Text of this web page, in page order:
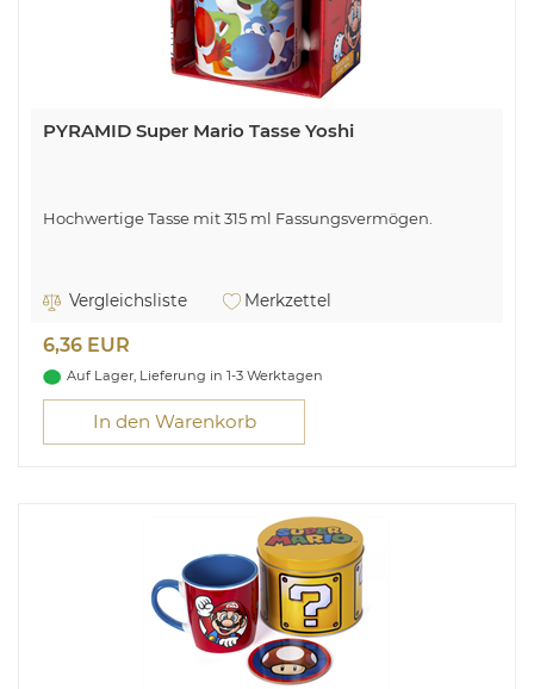
PYRAMID Super Mario Tasse Yoshi
Hochwertige Tasse mit 315 ml Fassungsvermögen.
Vergleichsliste Merkzettel
6,36 EUR
Auf Lager, Lieferung in 1-3 Werktagen
In den Warenkorb